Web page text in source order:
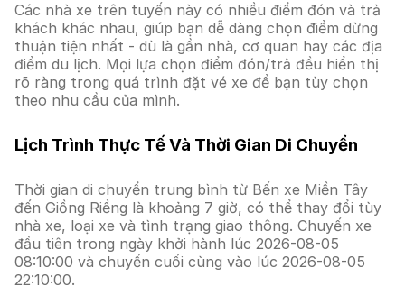
Các nhà xe trên tuyến này có nhiều điểm đón và trả
khách khác nhau, giúp bạn dễ dàng chọn điểm dừng
thuận tiện nhất - dù là gần nhà, cơ quan hay các địa
điểm du lịch. Mọi lựa chọn điểm đón/trả đều hiển thị
rõ ràng trong quá trình đặt vé xe để bạn tùy chọn
theo nhu cầu của mình.
Lịch Trình Thực Tế Và Thời Gian Di Chuyển
Thời gian di chuyển trung bình từ Bến xe Miền Tây
đến Giồng Riềng là khoảng 7 giờ, có thể thay đổi tùy
nhà xe, loại xe và tình trạng giao thông. Chuyến xe
đầu tiên trong ngày khởi hành lúc 2026-08-05
08:10:00 và chuyến cuối cùng vào lúc 2026-08-05
22:10:00.